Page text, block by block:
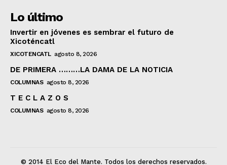
Lo último
Invertir en jóvenes es sembrar el futuro de
Xicoténcatl
XICOTENCATL agosto 8, 2026
DE PRIMERA ………LA DAMA DE LA NOTICIA
COLUMNAS agosto 8, 2026
T E C L A Z O S
COLUMNAS agosto 8, 2026
© 2014 El Eco del Mante. Todos los derechos reservados.